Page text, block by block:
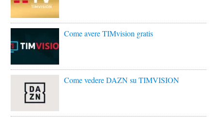
Come avere TIMvision gratis
Come vedere DAZN su TIMVISION